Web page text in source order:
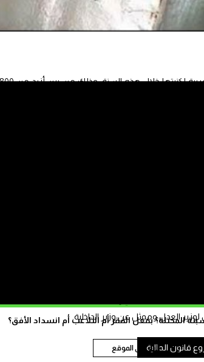
المحتلة؟ بفعل الفقر أم التلاعب أم انسداد الأفق؟
تابع على الموقع
وافقت اللجنة العليا للحالة المدنية على تغيير أكثر من 700 عائلة مغربية لكنيتها خلال هذه السنة، وذلك من بين أزيد من 800
المحلية، طبقا للمسطرة المتعلقة بتنفيذ مراسيم
تسببه بعض الأسماء العائلية لبعض العائلات، أحد الأسباب
فرصة للتنذر والتنمر.
اسمه العائلي إلى اللجنة العليا للحالة المدنية بوزارة
العدل وممثل عن وزير الداخلية.
قانون المالية